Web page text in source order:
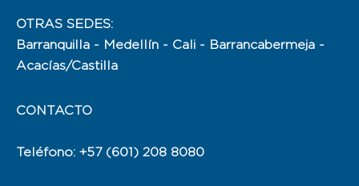
OTRAS SEDES:
Barranquilla - Medellín - Cali - Barrancabermeja -
Acacías/Castilla
CONTACTO
Teléfono: +57 (601) 208 8080